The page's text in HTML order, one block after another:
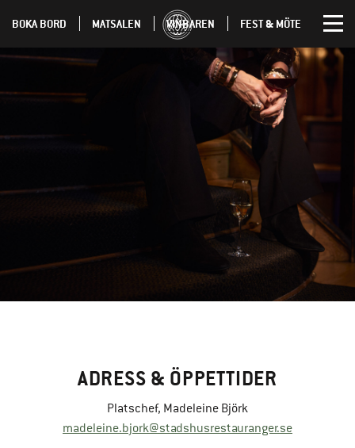
BOKA BORD MATSALEN VINBAREN FEST & MÖTE
ADRESS & ÖPPETTIDER
Platschef, Madeleine Björk
madeleine.bjork@stadshusrestauranger.se